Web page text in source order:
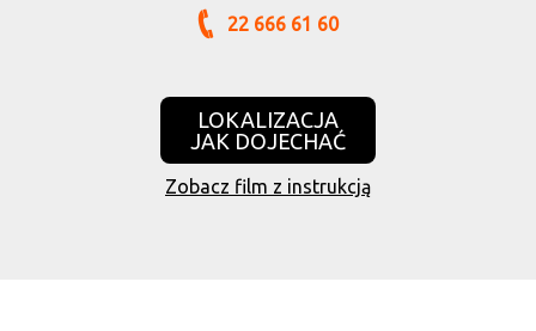
22 666 61 60
LOKALIZACJA
JAK DOJECHAĆ
Zobacz film z instrukcją